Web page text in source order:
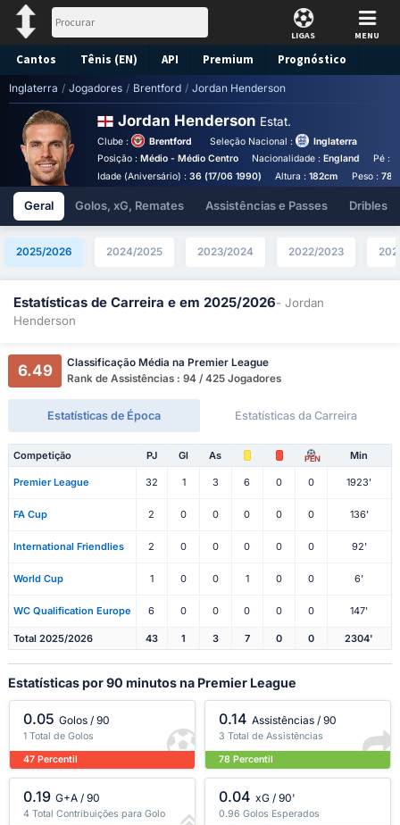
LIGAS MENU
Cantos Tênis (EN) API Premium Prognóstico
Inglaterra / Jogadores / Brentford / Jordan Henderson
Jordan Henderson Estat.
Clube : Brentford Seleção Nacional :
Inglaterra
Posição : Médio - Médio Centro Nacionalidade :England Pé :
Idade (Aniversário) : 36 (17/06 1990) Altura :182cm Peso :
Geral Golos, xG, Remates Assistências e Passes Dribles
2025/2026 2024/2025 2023/2024 2022/2023
Estatísticas de Carreira e em 2025/2026- Jordan
Henderson
6.49
Classificação Média na Premier League
Rank de Assistências : 94 / 425 Jogadores
Estatísticas de Época Estatísticas da Carreira
Competição PJ Gl As PEN Min
Premier League 32 1 3 6 0 0 1923'
FA Cup 2 0 0 0 0 0 136'
International Friendlies 2 0 0 0 0 0 92'
World Cup 1 0 0 1 0 0 6'
WC Qualification Europe 6 0 0 0 0 0 147'
Total 2025/2026 43 1 3 7 0 0 2304'
Estatísticas por 90 minutos na Premier League
0.05 Golos / 90
1 Total de Golos
47 Percentil
0.14 Assistências / 90
3 Total de Assistências
78 Percentil
0.19 G+A / 90
4 Total Contribuições para Golo
0.04 xG / 90'
0.96 Golos Esperados